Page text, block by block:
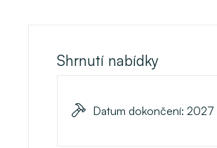
Shrnutí nabídky
Datum dokončení: 2027